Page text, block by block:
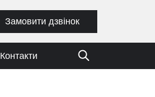
Замовити дзвінок
Контакти